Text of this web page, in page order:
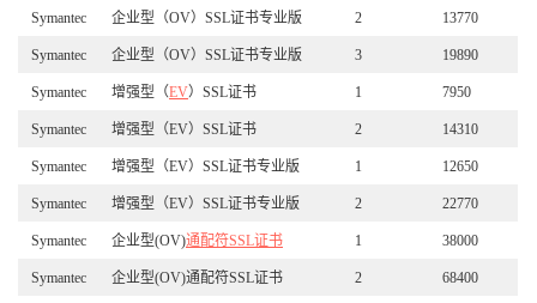
Symantec 企业型（OV）SSL证书专业版 2 13770
Symantec 企业型（OV）SSL证书专业版 3 19890
Symantec 增强型（EV）SSL证书 1 7950
Symantec 增强型（EV）SSL证书 2 14310
Symantec 增强型（EV）SSL证书专业版 1 12650
Symantec 增强型（EV）SSL证书专业版 2 22770
Symantec 企业型(OV)通配符SSL证书 1 38000
Symantec 企业型(OV)通配符SSL证书 2 68400